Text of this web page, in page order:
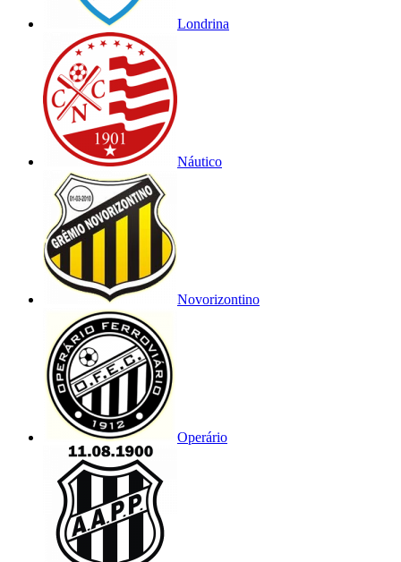
Londrina
Náutico
Novorizontino
Operário